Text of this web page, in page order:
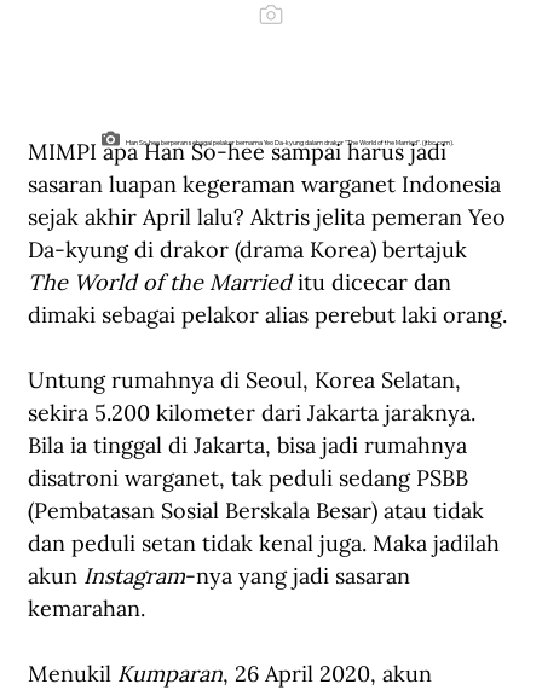
Han So-hee berperan sebagai pelakor bernama Yeo Da-kyung dalam drakor "The World of the Married". (jtbc.com).
MIMPI apa Han So-hee sampai harus jadi
sasaran luapan kegeraman warganet Indonesia
sejak akhir April lalu? Aktris jelita pemeran Yeo
Da-kyung di drakor (drama Korea) bertajuk
The World of the Married itu dicecar dan
dimaki sebagai pelakor alias perebut laki orang.
Untung rumahnya di Seoul, Korea Selatan,
sekira 5.200 kilometer dari Jakarta jaraknya.
Bila ia tinggal di Jakarta, bisa jadi rumahnya
disatroni warganet, tak peduli sedang PSBB
(Pembatasan Sosial Berskala Besar) atau tidak
dan peduli setan tidak kenal juga. Maka jadilah
akun Instagram-nya yang jadi sasaran
kemarahan.
Menukil Kumparan, 26 April 2020, akun